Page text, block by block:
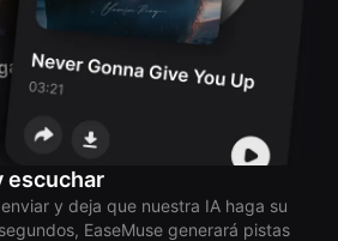
escuchar
y deja que nuestra IA haga su
EaseMuse generará pistas